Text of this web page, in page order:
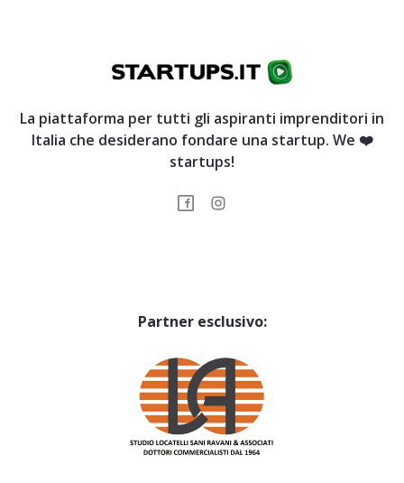
La piattaforma per tutti gli aspiranti imprenditori in
Italia che desiderano fondare una startup. We ❤️
startups!
Partner esclusivo: